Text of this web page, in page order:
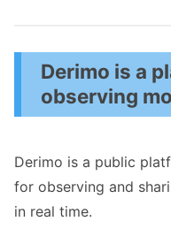
Derimo is a
observing
Derimo is a public
for observing and
in real time.